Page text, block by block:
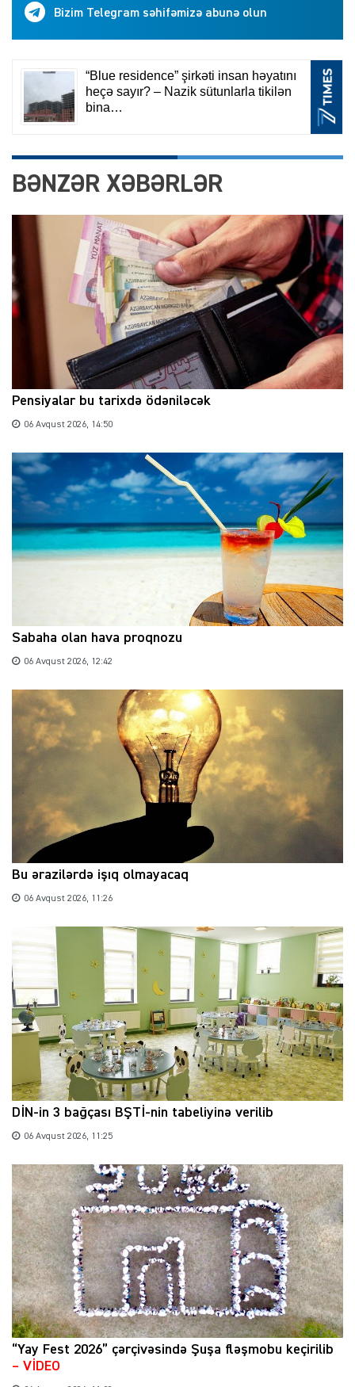
Bizim Telegram səhifəmizə abunə olun
BƏNZƏR XƏBƏRLƏR
Pensiyalar bu tarixdə ödəniləcək
06 Avqust 2026, 14:50
Sabaha olan hava proqnozu
06 Avqust 2026, 12:42
Bu ərazilərdə işıq olmayacaq
06 Avqust 2026, 11:26
DİN-in 3 bağçası BŞTİ-nin tabeliyinə verilib
06 Avqust 2026, 11:25
“Yay Fest 2026” çərçivəsində Şuşa fləşmobu keçirilib
– VİDEO